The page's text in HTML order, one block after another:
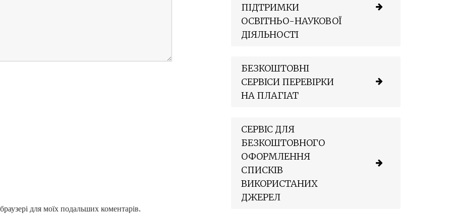
для моїх подальших коментарів.
ПІДТРИМКИ
ОСВІТНЬО-НАУКОВОЇ
ДІЯЛЬНОСТІ
БЕЗКОШТОВНІ
СЕРВІСИ ПЕРЕВІРКИ
НА ПЛАГІАТ
СЕРВІС ДЛЯ
БЕЗКОШТОВНОГО
ОФОРМЛЕННЯ
СПИСКІВ
ВИКОРИСТАНИХ
ДЖЕРЕЛ